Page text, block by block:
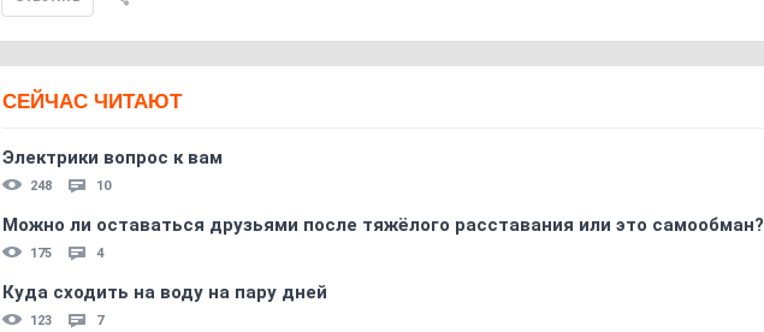
СЕЙЧАС ЧИТАЮТ
Электрики вопрос к вам
248 10
Можно ли оставаться друзьями после тяжёлого расставания или это самообман?
175 4
Куда сходить на воду на пару дней
123 7